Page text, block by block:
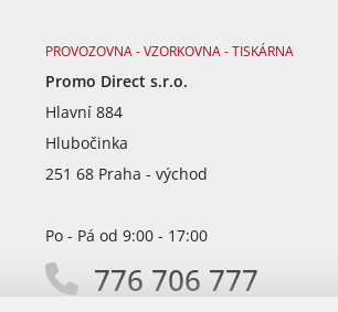
PROVOZOVNA - VZORKOVNA - TISKÁRNA
Promo Direct s.r.o.
Hlavní 884
Hlubočinka
251 68 Praha - východ
Po - Pá od 9:00 - 17:00
776 706 777